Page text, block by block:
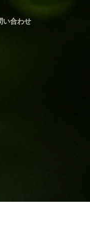
い合わせ